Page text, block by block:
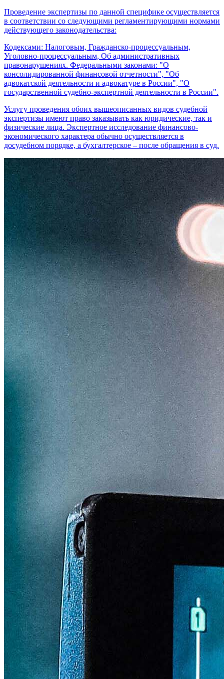
Проведение экспертизы по данной специфике осуществляется
в соответствии со следующими регламентирующими нормами
действующего законодательства:
Кодексами: Налоговым, Гражданско-процессуальным,
Уголовно-процессуальным, Об административных
правонарушениях. Федеральными законами: "О
консолидированной финансовой отчетности", "Об
адвокатской деятельности и адвокатуре в России", "О
государственной судебно-экспертной деятельности в России".
Услугу проведения обоих вышеописанных видов судебной
экспертизы имеют право заказывать как юридические, так и
физические лица. Экспертное исследование финансово-
экономического характера обычно осуществляется в
досудебном порядке, а бухгалтерское – после обращения в суд.